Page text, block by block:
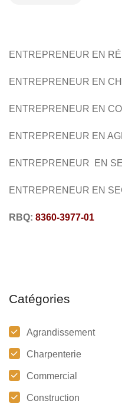
CHARPENTERIE
ENTREPRENEUR EN
ENTREPRENEUR EN
ENTREPRENEUR EN
ENTREPRENEUR EN
ENTREPRENEUR EN
ENTREPRENEUR EN
RBQ: 8360-3977-01
Catégories
Agrandissement
Charpenterie
Commercial
Construction